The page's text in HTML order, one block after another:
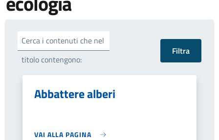
Cerca i contenuti che nel
titolo contengono:
Abbattere alberi
VAI ALLA PAGINA